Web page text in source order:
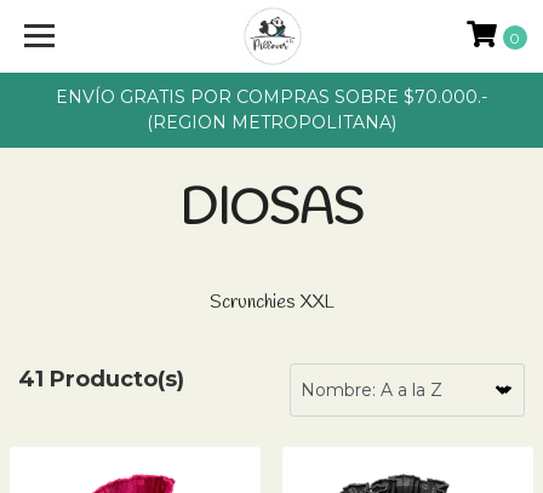
ENVÍO GRATIS POR COMPRAS SOBRE $70.000.-
(REGION METROPOLITANA)
0
DIOSAS
Scrunchies XXL
41 Producto(s)